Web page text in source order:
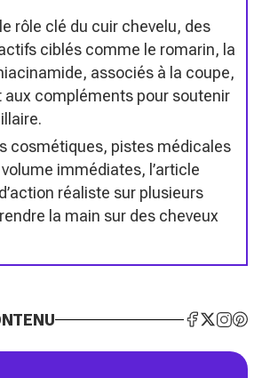
rôle clé du cuir chevelu, des
ciblés comme le romarin, la
associés à la coupe,
aux compléments pour soutenir
cosmétiques, pistes médicales
immédiates, l’article
réaliste sur plusieurs
la main sur des cheveux